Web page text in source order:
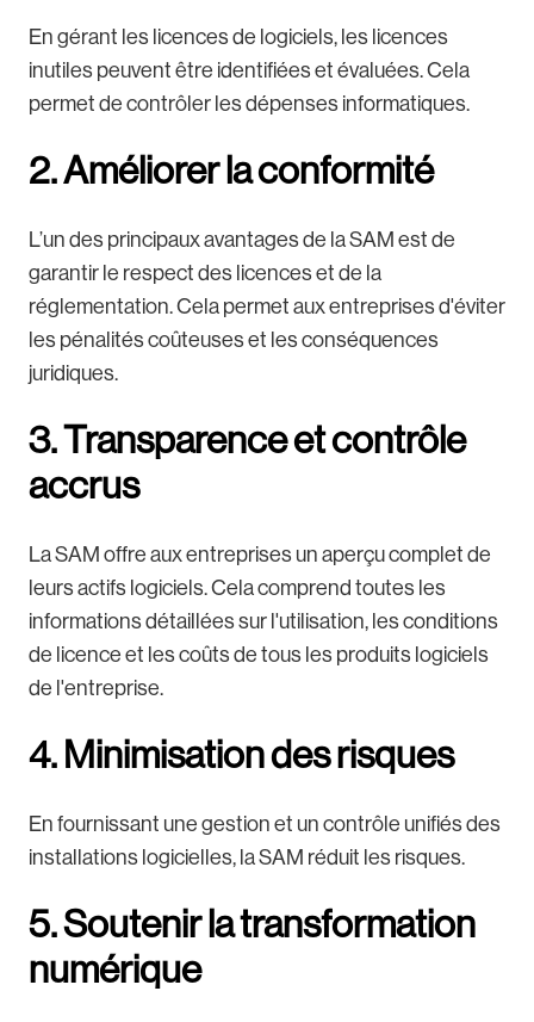
En gérant les licences de logiciels, les licences
inutiles peuvent être identifiées et évaluées. Cela
permet de contrôler les dépenses informatiques.
2. Améliorer la conformité
L’un des principaux avantages de la SAM est de
garantir le respect des licences et de la
réglementation. Cela permet aux entreprises d'éviter
les pénalités coûteuses et les conséquences
juridiques.
3. Transparence et contrôle
accrus
La SAM offre aux entreprises un aperçu complet de
leurs actifs logiciels. Cela comprend toutes les
informations détaillées sur l'utilisation, les conditions
de licence et les coûts de tous les produits logiciels
de l'entreprise.
4. Minimisation des risques
En fournissant une gestion et un contrôle unifiés des
installations logicielles, la SAM réduit les risques.
5. Soutenir la transformation
numérique